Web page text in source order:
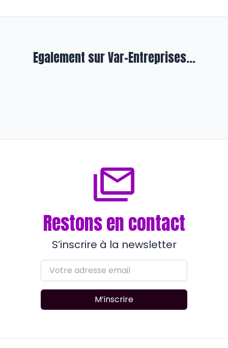
Egalement sur Var-Entreprises...
Restons en contact
S’inscrire à la newsletter
M’inscrire